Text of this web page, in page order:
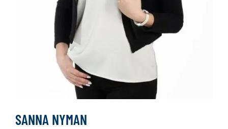
SANNA NYMAN